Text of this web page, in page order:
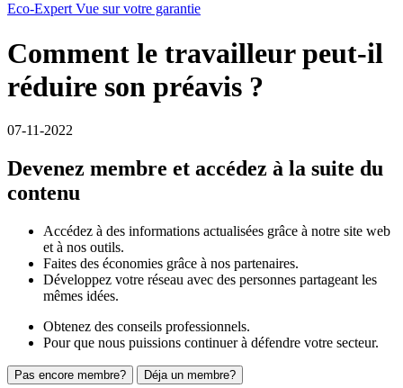
Eco-Expert Vue sur votre garantie
Comment le travailleur peut-il
réduire son préavis ?
07-11-2022
Devenez membre et accédez à la suite du
contenu
Accédez à des informations actualisées grâce à notre site web
et à nos outils.
Faites des économies grâce à nos partenaires.
Développez votre réseau avec des personnes partageant les
mêmes idées.
Obtenez des conseils professionnels.
Pour que nous puissions continuer à défendre votre secteur.
Pas encore membre? Déja un membre?